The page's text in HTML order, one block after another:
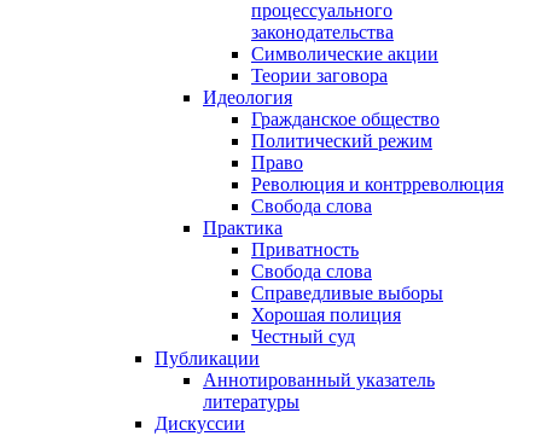
процессуального
законодательства
Символические акции
Теории заговора
Идеология
Гражданское общество
Политический режим
Право
Революция и контрреволюция
Свобода слова
Практика
Приватность
Свобода слова
Справедливые выборы
Хорошая полиция
Честный суд
Публикации
Аннотированный указатель
литературы
Дискуссии